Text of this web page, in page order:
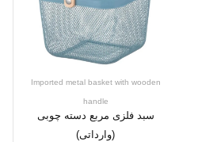
Imported metal basket with wooden
handle
سبد فلزی مربع دسته چوبی
(وارداتی)